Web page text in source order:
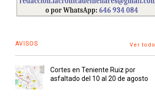
AVISOS Ver todo
Cortes en Teniente Ruiz por
asfaltado del 10 al 20 de agosto